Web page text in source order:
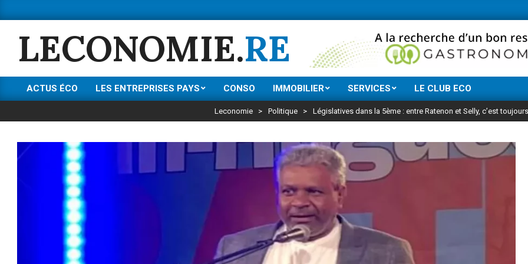
to
content
Ne manquez
LECONOMIE.RE
Primary
Menu
ACTUS ÉCO LES ENTREPRISES PAYS CONSO IMMOBILIER SERVICES LE CLUB ECO
Leconomie > Politique > Législatives dans la 5ème : entre Ratenon et Selly, c’est